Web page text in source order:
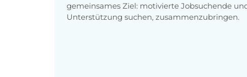
gemeinsames Ziel: motivierte Jobsuchende
Unterstützung suchen, zusammenzubringen.